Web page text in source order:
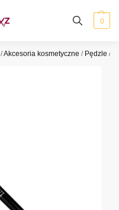
0
/Akcesoria kosmetyczne / Pędzle /